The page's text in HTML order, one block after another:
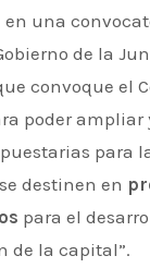
una
de la
convoque el
poder ampliar
para
destinen en
para el
de la capital”.